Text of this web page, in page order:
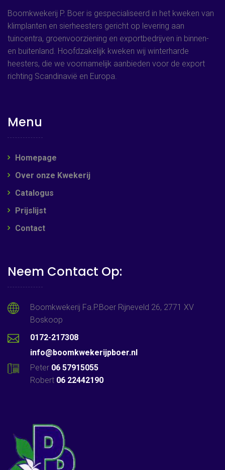
Boomkwekerij P. Boer is gespecialiseerd in het kweken van
klimplanten en sierheesters gericht op levering aan
tuincentra, groenvoorziening en exportbedrijven in binnen-
en buitenland. Hoofdzakelijk kweken wij winterharde
heesters, die we voornamelijk aanbieden voor de export
richting Scandinavië en Europa.
Menu
Homepage
Over onze Kwekerij
Catalogus
Prijslijst
Contact
Neem Contact Op:
Boomkwekerij Fa.P.Boer Rijneveld 26, 2771 XV
Boskoop
0172-217308
info@boomkwekerijpboer.nl
Peter 06 57915055
Robert 06 22442190